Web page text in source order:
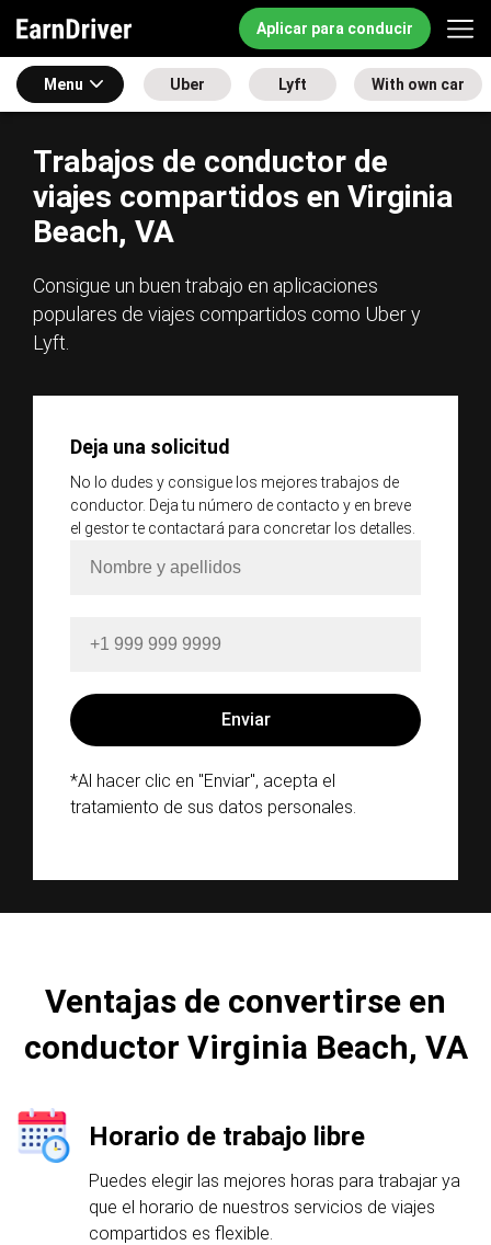
Aplicar para conducir
Menu Uber Lyft With own car
Trabajos de conductor de
viajes compartidos en Virginia
Beach, VA
Consigue un buen trabajo en aplicaciones
populares de viajes compartidos como Uber y
Lyft.
Deja una solicitud
No lo dudes y consigue los mejores trabajos de
conductor. Deja tu número de contacto y en breve
el gestor te contactará para concretar los detalles.
*Al hacer clic en "Enviar", acepta el
tratamiento de sus datos personales.
Ventajas de convertirse en
conductor Virginia Beach, VA
Horario de trabajo libre
Puedes elegir las mejores horas para trabajar ya
que el horario de nuestros servicios de viajes
compartidos es flexible.